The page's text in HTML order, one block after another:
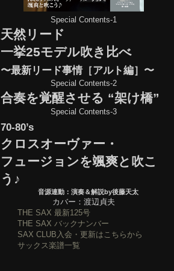
Special Contents-1
天然リード
一挙25モデル吹き比べ
〜最新リード事情［アルト編］〜
Special Contents-2
合奏を覚醒させる “架け橋”
Special Contents-3
70-80’s
クロスオーヴァー・
フュージョンを颯爽と吹こ
う♪
音源連動：演奏＆解説by後藤天太
カバー：渡辺貞夫
THE SAX 最新125号
THE SAX バックナンバー
SAX CLUB入会・更新はこちらから
サックス楽譜一覧